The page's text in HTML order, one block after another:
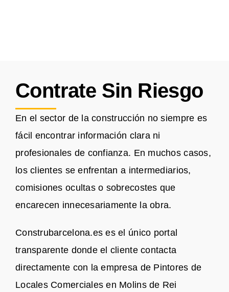
Contrate Sin Riesgo
En el sector de la construcción no siempre es
fácil encontrar información clara ni
profesionales de confianza. En muchos casos,
los clientes se enfrentan a intermediarios,
comisiones ocultas o sobrecostes que
encarecen innecesariamente la obra.
Construbarcelona.es es el único portal
transparente donde el cliente contacta
directamente con la empresa de Pintores de
Locales Comerciales en Molins de Rei